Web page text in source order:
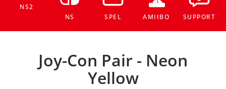
NS2
NS
SPEL AMIIBO SUPPORT
Joy-Con Pair - Neon
Yellow